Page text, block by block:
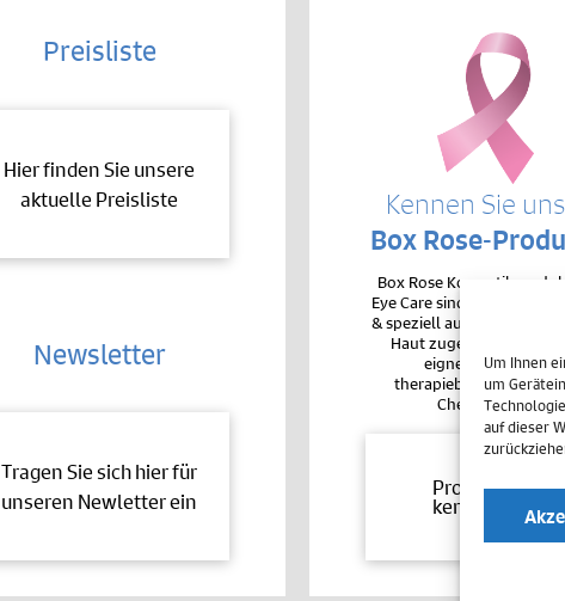
Um Ihnen
um
auf dieser
Preisliste
Hier finden Sie unsere
aktuelle Preisliste
Newsletter
Tragen Sie sich hier für
unseren Newletter ein
Kennen Sie
Box Rose-
Box Rose
Eye Care sind sehr
& speziell auf die
Haut zugeschnitten.
eignen sie sich auch
therapiebegleitend bei
Chemotherapie.
Produkte
kennenlernen